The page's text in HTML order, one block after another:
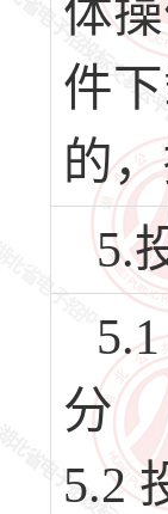
体
件
的
5.
分
5.2